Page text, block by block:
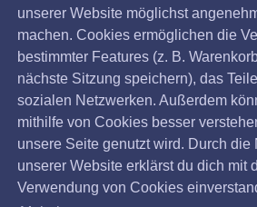
unserer Website möglichst
machen. Cookies ermöglichen die
bestimmter Features (z. B.
nächste Sitzung speichern), das
sozialen Netzwerken. Außerdem
mithilfe von Cookies besser
unsere Seite genutzt wird. Durch die
unserer Website erklärst du dich mit
Verwendung von Cookies
Absagen
Coronavirus (COVID 19)